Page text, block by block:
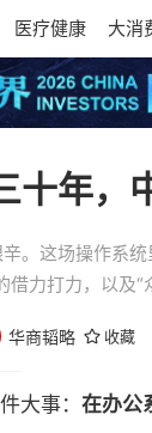
医疗健康 大消
年，
。这场操作系
力打力，以及“
华商韬略 收藏
大事： 在办公